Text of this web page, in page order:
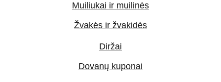
Muiliukai ir muilinės
Žvakės ir žvakidės
Dovanų kuponai
Diržai